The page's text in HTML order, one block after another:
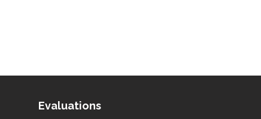
Evaluations